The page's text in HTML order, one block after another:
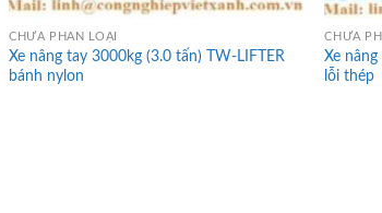
CHƯA PHÂN LOẠI
Xe nâng tay 3000kg (3.0 tấn) TW-LIFTER
bánh nylon
CHƯA
Xe
lỗi thép